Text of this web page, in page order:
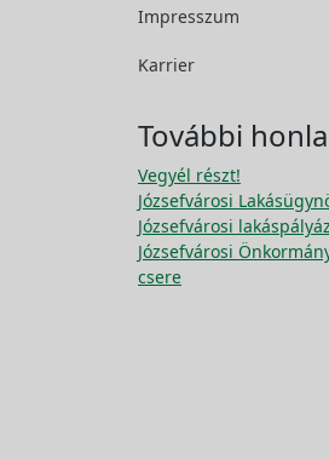
Impresszum
Karrier
További
Vegyél részt!
Józsefvárosi
Józsefvárosi
Józsefvárosi
csere